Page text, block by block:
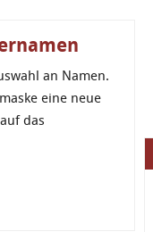
an Namen.
eine neue
das